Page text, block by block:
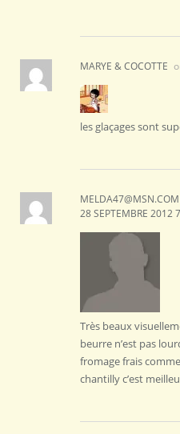
MARYE & COCOTTE
les glaçages sont
MELDA47@MSN.COM
28 SEPTEMBRE 2012
Très beaux
beurre n’est pas
fromage frais
chantilly c’est